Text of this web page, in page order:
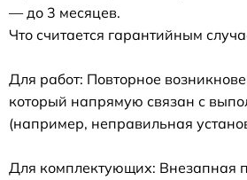
— до 3 месяцев.
Что считается гарантийным
Для работ: Повторное
который напрямую связан с
(например, неправильная
Для комплектующих: Внезапная